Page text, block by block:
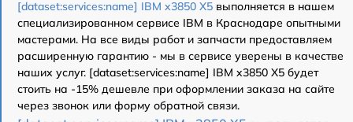
[dataset:services:name] IBM x3850 X5 выполняется в нашем
специализированном сервисе IBM в Краснодаре опытными
мастерами. На все виды работ и запчасти предоставляем
расширенную гарантию - мы в сервисе уверены в качестве
наших услуг. [dataset:services:name] IBM x3850 X5 будет
стоить на -15% дешевле при оформлении заказа на сайте
через звонок или форму обратной связи.